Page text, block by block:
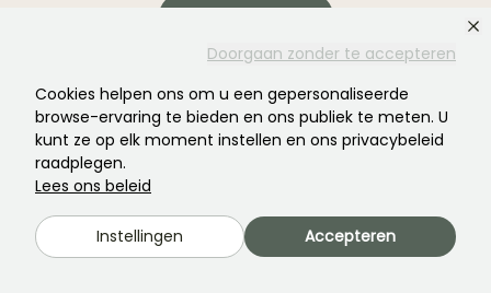
Doorgaan zonder te accepteren
Cookies helpen ons om u een gepersonaliseerde
browse-ervaring te bieden en ons publiek te meten. U
kunt ze op elk moment instellen en ons privacybeleid
raadplegen.
Lees ons beleid
Instellingen Accepteren
de gebruiksvoorwaardenraadplegen.
Heeft u niet gevonden wat u zocht?